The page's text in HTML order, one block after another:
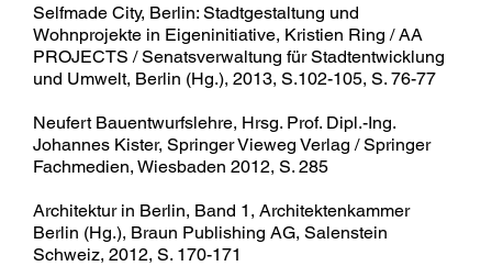
Selfmade City, Berlin: Stadtgestaltung und
Wohnprojekte in Eigeninitiative, Kristien Ring / AA
PROJECTS / Senatsverwaltung für Stadtentwicklung
und Umwelt, Berlin (Hg.), 2013, S.102-105, S. 76-77
Neufert Bauentwurfslehre, Hrsg. Prof. Dipl.-Ing.
Johannes Kister, Springer Vieweg Verlag / Springer
Fachmedien, Wiesbaden 2012, S. 285
Architektur in Berlin, Band 1, Architektenkammer
Berlin (Hg.), Braun Publishing AG, Salenstein
Schweiz, 2012, S. 170-171